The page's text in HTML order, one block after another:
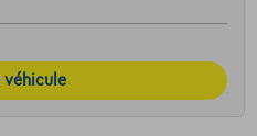
véhicule